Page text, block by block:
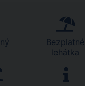
Bezplatné
lehátka